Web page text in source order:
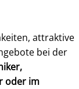
attraktive
bei der
oder im